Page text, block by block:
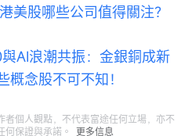
美股哪些公司值得關注？
AI浪潮共振：金銀銅成新
念股不可不知！
者個人觀點，不代表富途任何立場，亦不
保證與承諾。
更多信息